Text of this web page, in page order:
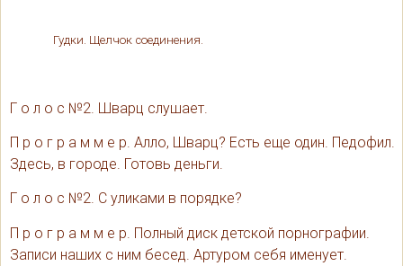
Гудки. Щелчок соединения.
Г о л о с №2. Шварц слушает.
П р о г р а м м е р. Алло, Шварц? Есть еще один. Педофил.
Здесь, в городе. Готовь деньги.
Г о л о с №2. С уликами в порядке?
П р о г р а м м е р. Полный диск детской порнографии.
Записи наших с ним бесед. Артуром себя именует.